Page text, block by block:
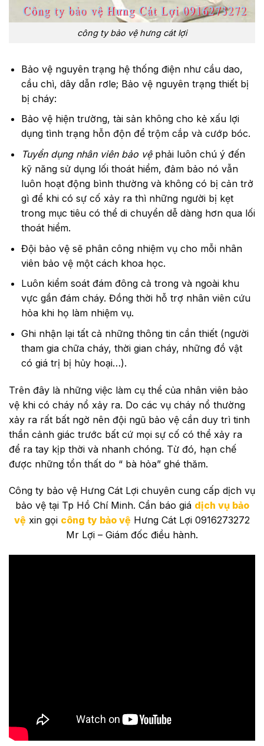
công ty bảo vệ hưng cát lợi
Bảo vệ nguyên trạng hệ thống điện như cầu dao,
cầu chì, dây dẫn rơle; Bảo vệ nguyên trạng thiết bị
bị cháy:
Bảo vệ hiện trường, tài sản không cho kẻ xấu lợi
dụng tình trạng hỗn độn để trộm cắp và cướp bóc.
Tuyển dụng nhân viên bảo vệphải luôn chú ý đến
kỹ năng sử dụng lối thoát hiểm, đảm bảo nó vẫn
luôn hoạt động bình thường và không có bị cản trở
gì để khi có sự cố xảy ra thì những người bị kẹt
trong mục tiêu có thể di chuyển dễ dàng hơn qua lối
thoát hiểm.
Đội bảo vệ sẽ phân công nhiệm vụ cho mỗi nhân
viên bảo vệ một cách khoa học.
Luôn kiểm soát đám đông cả trong và ngoài khu
vực gần đám cháy. Đồng thời hỗ trợ nhân viên cứu
hỏa khi họ làm nhiệm vụ.
Ghi nhận lại tất cả những thông tin cần thiết (người
tham gia chữa cháy, thời gian cháy, những đồ vật
có giá trị bị hủy hoại…).
Trên đây là những việc làm cụ thể của nhân viên bảo
vệ khi có cháy nổ xảy ra. Do các vụ cháy nổ thường
xảy ra rất bất ngờ nên đội ngũ bảo vệ cần duy trì tinh
thần cảnh giác trước bất cứ mọi sự cố có thể xảy ra
để ra tay kịp thời và nhanh chóng. Từ đó, hạn chế
được những tổn thất do “ bà hỏa” ghé thăm.
Công ty bảo vệ Hưng Cát Lợi chuyên cung cấp dịch vụ
bảo vệ tại Tp Hồ Chí Minh. Cần báo giá dịch vụ bảo
vệ xin gọi công ty bảo vệ Hưng Cát Lợi 0916273272
Mr Lợi – Giám đốc điều hành.